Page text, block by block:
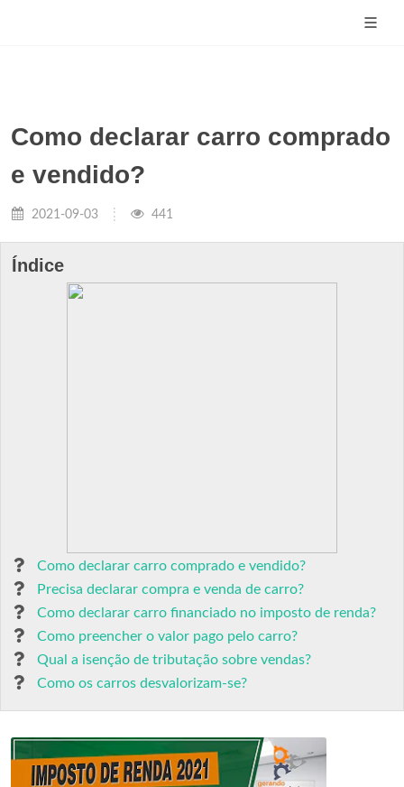
Como declarar carro comprado
e vendido?
2021-09-03 441
Índice
Como declarar carro comprado e vendido?
Precisa declarar compra e venda de carro?
Como declarar carro financiado no imposto de renda?
Como preencher o valor pago pelo carro?
Qual a isenção de tributação sobre vendas?
Como os carros desvalorizam-se?